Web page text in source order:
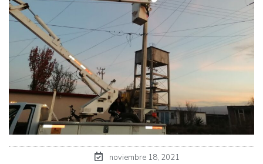
noviembre 18, 2021